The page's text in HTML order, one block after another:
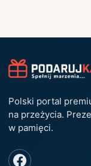
Polski portal
na przeżycia.
w pamięci.